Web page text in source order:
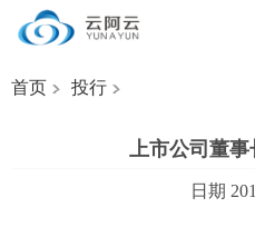
首页 投行
上市公司董
日期